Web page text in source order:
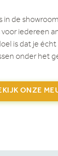
in de
voor iedereen
is dat je
onder het
ONZE